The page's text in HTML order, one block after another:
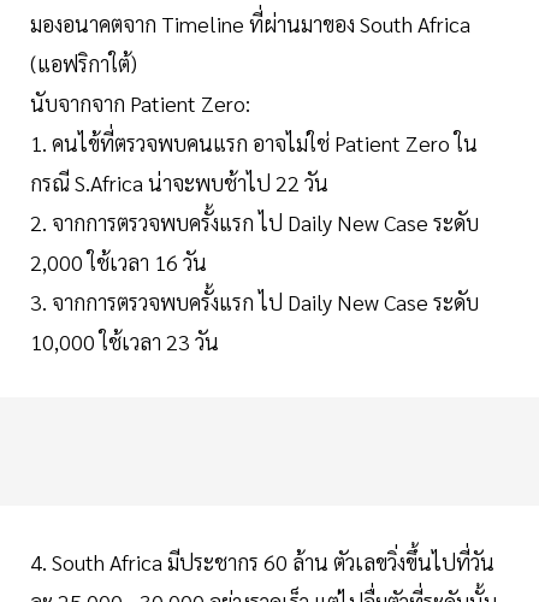
มองอนาคตจาก Timeline ที่ผ่านมาของ South Africa
(แอฟริกาใต้)
นับจากจาก Patient Zero:
1. คนไข้ที่ตรวจพบคนแรก อาจไม่ใช่ Patient Zero ใน
กรณี S.Africa น่าจะพบช้าไป 22 วัน
2. จากการตรวจพบครั้งแรก ไป Daily New Case ระดับ
2,000 ใช้เวลา 16 วัน
3. จากการตรวจพบครั้งแรก ไป Daily New Case ระดับ
10,000 ใช้เวลา 23 วัน
4. South Africa มีประชากร 60 ล้าน ตัวเลขวิ่งขึ้นไปที่วัน